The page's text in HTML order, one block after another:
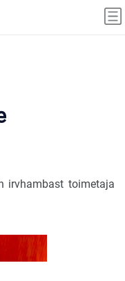
irvhambast toimetaja